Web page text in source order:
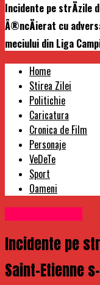
Incidente pe strÄzile
Ã®ncÄierat cu
meciului din Liga
Home
Stirea Zilei
Politichie
Caricatura
Cronica de Film
Personaje
VeDeTe
Sport
Oameni
Incidente pe
Saint-Etienne